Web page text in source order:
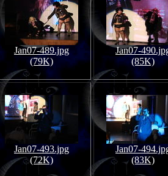
Jan07-489.jpg
(79K)
Jan07-
(85K)
Jan07-493.jpg
(72K)
Jan07-
(83K)